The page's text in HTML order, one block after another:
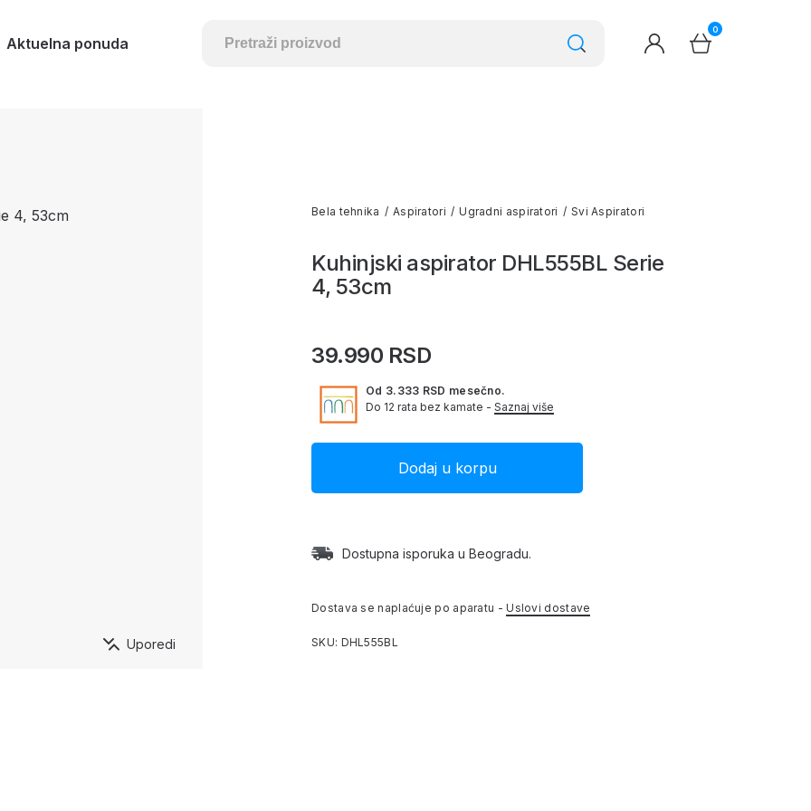
Aktuelna ponuda
0
Uporedi
Bela tehnika / Aspiratori / Ugradni aspiratori / Svi Aspiratori
Kuhinjski aspirator DHL555BL Serie
4, 53cm
39.990 RSD
Od 3.333 RSD mesečno.
Do 12 rata bez kamate - Saznaj više
Dostupna isporuka u Beogradu.
Dostava se naplaćuje po aparatu -Uslovi dostave
SKU: DHL555BL